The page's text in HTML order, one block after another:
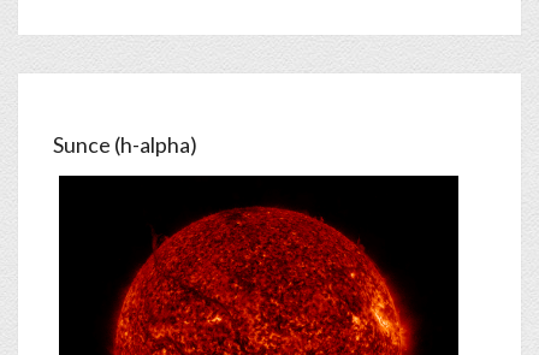
Sunce (h-alpha)